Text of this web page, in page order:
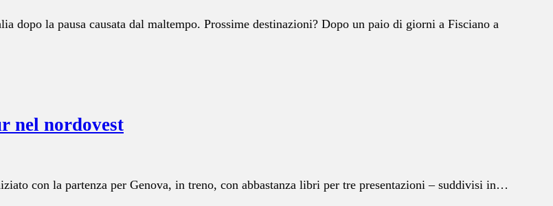
dopo la pausa causata dal maltempo. Prossime destinazioni? Dopo un paio di giorni a Fisciano a
nel nordovest
con la partenza per Genova, in treno, con abbastanza libri per tre presentazioni – suddivisi in…